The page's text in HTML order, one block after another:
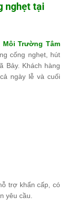
nghẹt tại
Môi Trường Tâm
cống nghẹt, hút
Bảy. Khách hàng
ngày lễ và cuối
trợ khẩn cấp, có
yêu cầu.